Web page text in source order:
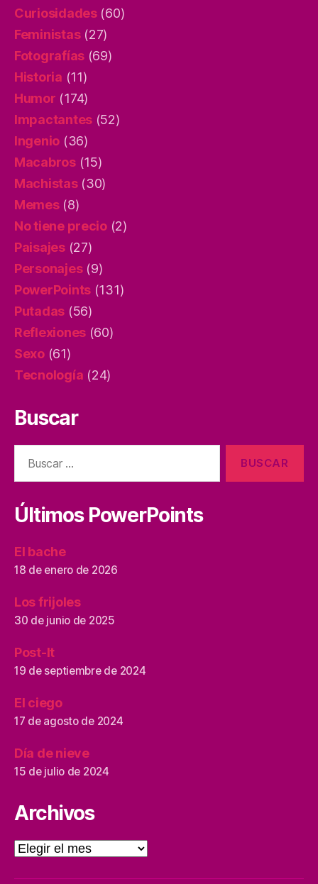
Curiosidades(60)
Feministas(27)
Fotografías (69)
Historia (11)
Humor (174)
Impactantes (52)
Ingenio (36)
Macabros(15)
Machistas(30)
Memes(8)
No tiene precio(2)
Paisajes(27)
Personajes(9)
PowerPoints (131)
Putadas (56)
Reflexiones (60)
Sexo(61)
Tecnología (24)
Buscar
Últimos PowerPoints
El bache
18 de enero de 2026
Los frijoles
30 de junio de 2025
Post-It
19 de septiembre de 2024
El ciego
17 de agosto de 2024
Día de nieve
15 de julio de 2024
Archivos
Archivos